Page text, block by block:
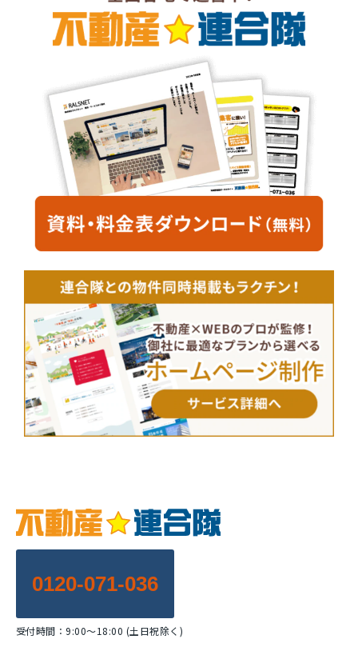
0120-071-036
受付時間：9:00～18:00 (土日祝除く)